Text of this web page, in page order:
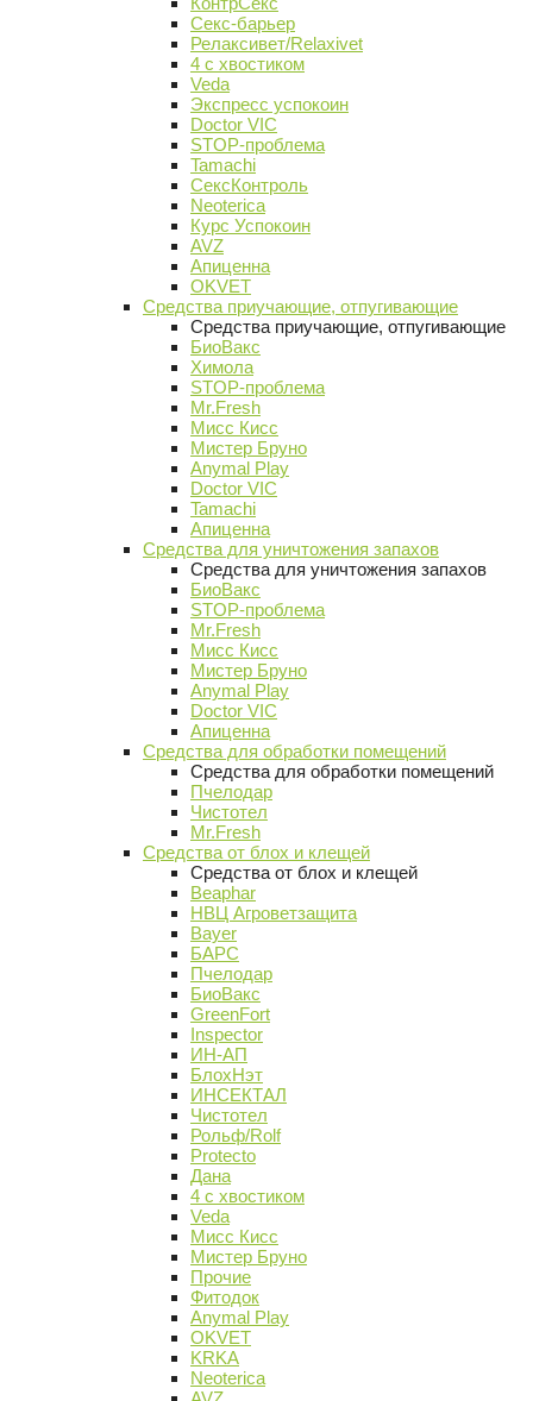
Секс-барьер
Релаксивет/Relaxivet
4 с хвостиком
Veda
Экспресс успокоин
Doctor VIC
STOP-проблема
Tamachi
СексКонтроль
Neoterica
Курс Успокоин
AVZ
Апиценна
OKVET
Средства приучающие, отпугивающие
Средства приучающие, отпугивающие
БиоВакс
Химола
STOP-проблема
Mr.Fresh
Мисс Кисс
Мистер Бруно
Anymal Play
Doctor VIC
Tamachi
Апиценна
Средства для уничтожения запахов
Средства для уничтожения запахов
БиоВакс
STOP-проблема
Mr.Fresh
Мисс Кисс
Мистер Бруно
Anymal Play
Doctor VIC
Апиценна
Средства для обработки помещений
Средства для обработки помещений
Пчелодар
Чистотел
Mr.Fresh
Средства от блох и клещей
Средства от блох и клещей
Beaphar
НВЦ Агроветзащита
Bayer
БАРС
Пчелодар
БиоВакс
GreenFort
Inspector
ИН-АП
БлохНэт
ИНСЕКТАЛ
Чистотел
Рольф/Rolf
Protecto
Дана
4 с хвостиком
Veda
Мисс Кисс
Мистер Бруно
Прочие
Фитодок
Anymal Play
OKVET
KRKA
Neoterica